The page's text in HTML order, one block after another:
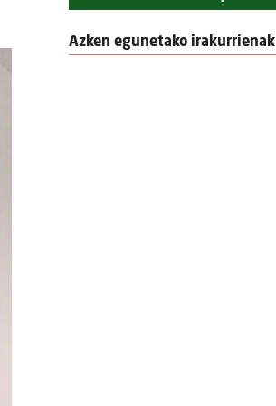
Azken egunetako irakurrienak